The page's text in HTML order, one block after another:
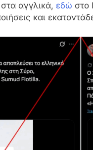
αγγλικά, εδώ στο
και